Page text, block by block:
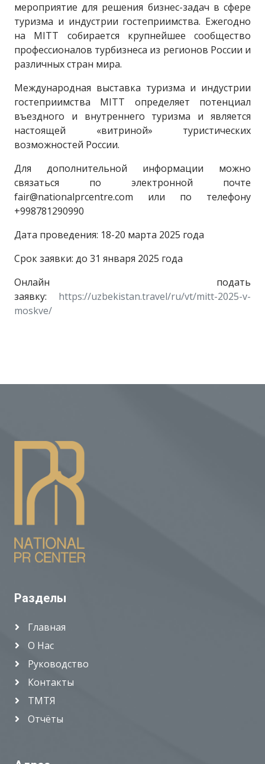
мероприятие для решения бизнес-задач в сфере
туризма и индустрии гостеприимства. Ежегодно
на MITT собирается крупнейшее сообщество
профессионалов турбизнеса из регионов России и
различных стран мира.
Международная выставка туризма и индустрии
гостеприимства MITT определяет потенциал
въездного и внутреннего туризма и является
настоящей «витриной» туристических
возможностей России.
Для дополнительной информации можно
связаться по электронной почте
fair@nationalprcentre.com или по телефону
+998781290990
Дата проведения: 18-20 марта 2025 года
Срок заявки: до 31 января 2025 года
Онлайн подать
заявку: https://uzbekistan.travel/ru/vt/mitt-2025-v-
moskve/
Разделы
Главная
О Нас
Руководство
Контакты
ТМТЯ
Отчёты